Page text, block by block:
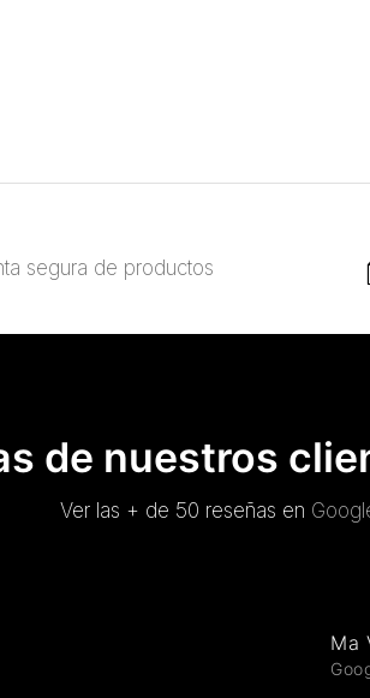
segura de productos
de nuestros
Ver las + de 50 reseñas en
Ma